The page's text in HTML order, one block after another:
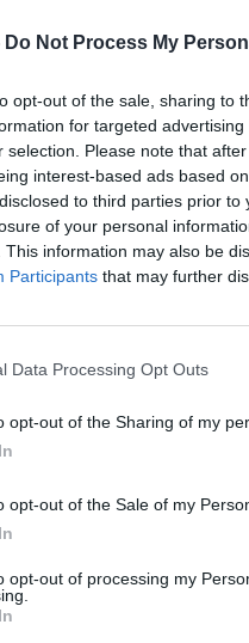
Do Not Process My
opt-out of the sale, sharing to
for targeted
selection. Please note that
interest-based ads based
to third parties prior
of your personal
This information may also be
Participants that may further
Data Processing Opt Outs
opt-out of the Sharing of my
opt-out of the Sale of my
opt-out of processing my
το μέταλλο
με πολύ